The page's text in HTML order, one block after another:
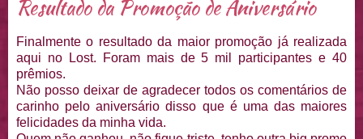
Resultado da Promoção de Aniversário
Finalmente o resultado da maior promoção já realizada
aqui no Lost. Foram mais de 5 mil participantes e 40
prêmios.
Não posso deixar de agradecer todos os comentários de
carinho pelo aniversário disso que é uma das maiores
felicidades da minha vida.